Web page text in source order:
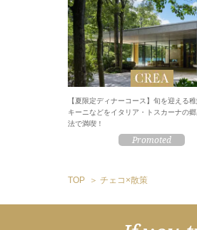
【夏限定ディナーコース】旬を迎える
キーニなどをイタリア・トスカーナの
法で満喫！
TOP チェコ×散策